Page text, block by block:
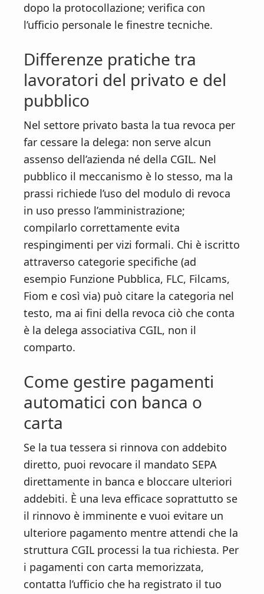
dopo la protocollazione; verifica con
l’ufficio personale le finestre tecniche.
Differenze pratiche tra
lavoratori del privato e del
pubblico
Nel settore privato basta la tua revoca per
far cessare la delega: non serve alcun
assenso dell’azienda né della CGIL. Nel
pubblico il meccanismo è lo stesso, ma la
prassi richiede l’uso del modulo di revoca
in uso presso l’amministrazione;
compilarlo correttamente evita
respingimenti per vizi formali. Chi è iscritto
attraverso categorie specifiche (ad
esempio Funzione Pubblica, FLC, Filcams,
Fiom e così via) può citare la categoria nel
testo, ma ai fini della revoca ciò che conta
è la delega associativa CGIL, non il
comparto.
Come gestire pagamenti
automatici con banca o
carta
Se la tua tessera si rinnova con addebito
diretto, puoi revocare il mandato SEPA
direttamente in banca e bloccare ulteriori
addebiti. È una leva efficace soprattutto se
il rinnovo è imminente e vuoi evitare un
ulteriore pagamento mentre attendi che la
struttura CGIL processi la tua richiesta. Per
i pagamenti con carta memorizzata,
contatta l’ufficio che ha registrato il tuo